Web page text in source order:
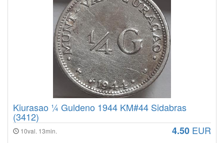
Kiurasao ¼ Guldeno 1944 KM#44 Sidabras
(3412)
10val. 13min. 4.50 EUR